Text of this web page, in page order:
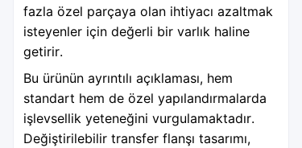
fazla özel parçaya olan ihtiyacı azaltmak
isteyenler için değerli bir varlık haline
getirir.
Bu ürünün ayrıntılı açıklaması, hem
standart hem de özel yapılandırmalarda
işlevsellik yeteneğini vurgulamaktadır.
Değiştirilebilir transfer flanşı tasarımı,